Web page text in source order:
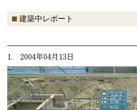
建築中レポート
1. 2004年04月13日